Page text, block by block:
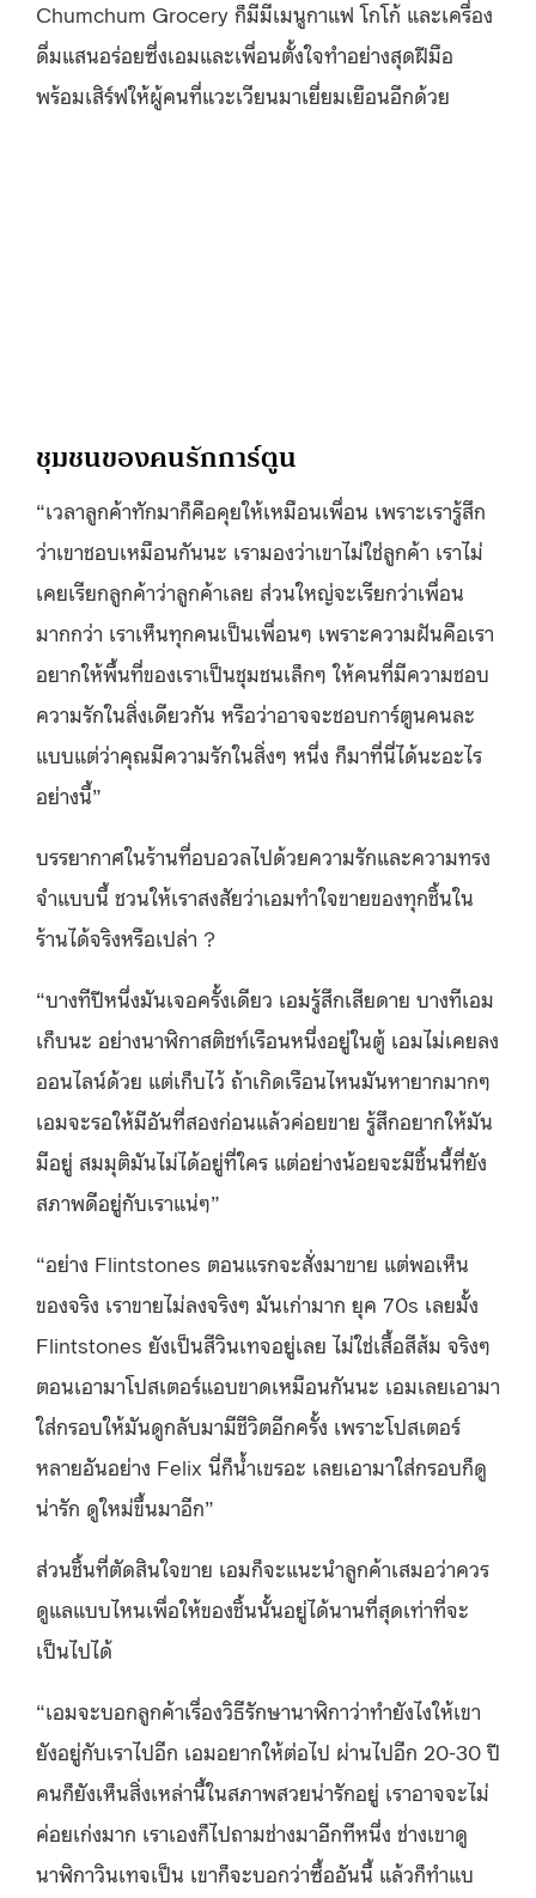
Chumchum Grocery ก็มีมีเมนูกาแฟ โกโก้ และเครื่อง
ดื่มแสนอร่อยซึ่งเอมและเพื่อนตั้งใจทำอย่างสุดฝีมือ
พร้อมเสิร์ฟให้ผู้คนที่แวะเวียนมาเยี่ยมเยือนอีกด้วย
ชุมชนของคนรักการ์ตูน
“เวลาลูกค้าทักมาก็คือคุยให้เหมือนเพื่อน เพราะเรารู้สึก
ว่าเขาชอบเหมือนกันนะ เรามองว่าเขาไม่ใช่ลูกค้า เราไม่
เคยเรียกลูกค้าว่าลูกค้าเลย ส่วนใหญ่จะเรียกว่าเพื่อน
มากกว่า เราเห็นทุกคนเป็นเพื่อนๆ เพราะความฝันคือเรา
อยากให้พื้นที่ของเราเป็นชุมชนเล็กๆ ให้คนที่มีความชอบ
ความรักในสิ่งเดียวกัน หรือว่าอาจจะชอบการ์ตูนคนละ
แบบแต่ว่าคุณมีความรักในสิ่งๆ หนึ่ง ก็มาที่นี่ได้นะอะไร
อย่างนี้”
บรรยากาศในร้านที่อบอวลไปด้วยความรักและความทรง
จำแบบนี้ ชวนให้เราสงสัยว่าเอมทำใจขายของทุกชิ้นใน
ร้านได้จริงหรือเปล่า ?
“บางทีปีหนึ่งมันเจอครั้งเดียว เอมรู้สึกเสียดาย บางทีเอม
เก็บนะ อย่างนาฬิกาสติชท์เรือนหนึ่งอยู่ในตู้ เอมไม่เคยลง
ออนไลน์ด้วย แต่เก็บไว้ ถ้าเกิดเรือนไหนมันหายากมากๆ
เอมจะรอให้มีอันที่สองก่อนแล้วค่อยขาย รู้สึกอยากให้มัน
มีอยู่ สมมุติมันไม่ได้อยู่ที่ใคร แต่อย่างน้อยจะมีชิ้นนี้ที่ยัง
สภาพดีอยู่กับเราแน่ๆ”
“อย่าง Flintstones ตอนแรกจะสั่งมาขาย แต่พอเห็น
ของจริง เราขายไม่ลงจริงๆ มันเก่ามาก ยุค 70s เลยมั้ง
Flintstones ยังเป็นสีวินเทจอยู่เลย ไม่ใช่เสื้อสีส้ม จริงๆ
ตอนเอามาโปสเตอร์แอบขาดเหมือนกันนะ เอมเลยเอามา
ใส่กรอบให้มันดูกลับมามีชีวิตอีกครั้ง เพราะโปสเตอร์
หลายอันอย่าง Felix นี่ก็น้ำเขรอะ เลยเอามาใส่กรอบก็ดู
น่ารัก ดูใหม่ขึ้นมาอีก”
ส่วนชิ้นที่ตัดสินใจขาย เอมก็จะแนะนำลูกค้าเสมอว่าควร
ดูแลแบบไหนเพื่อให้ของชิ้นนั้นอยู่ได้นานที่สุดเท่าที่จะ
เป็นไปได้
“เอมจะบอกลูกค้าเรื่องวิธีรักษานาฬิกาว่าทำยังไงให้เขา
ยังอยู่กับเราไปอีก เอมอยากให้ต่อไป ผ่านไปอีก 20-30 ปี
คนก็ยังเห็นสิ่งเหล่านี้ในสภาพสวยน่ารักอยู่ เราอาจจะไม่
ค่อยเก่งมาก เราเองก็ไปถามช่างมาอีกทีหนึ่ง ช่างเขาดู
นาฬิกาวินเทจเป็น เขาก็จะบอกว่าซื้ออันนี้ แล้วก็ทำแบ